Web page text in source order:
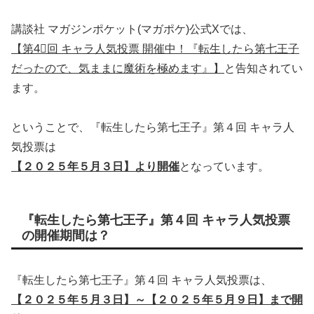
講談社 マガジンポケット(マガポケ)公式Xでは、
【第4⃣回 キャラ人気投票 開催中！『転生したら第七王子
だったので、気ままに魔術を極めます』】
と告知されてい
ます。
ということで、『転生したら第七王子』第４回 キャラ人
気投票は
【２０２５年５月３日】より開催となっています。
『転生したら第七王子』第４回 キャラ人気投票
の開催期間は？
『転生したら第七王子』第４回 キャラ人気投票は、
【２０２５年５月３日】～【２０２５年５月９日】まで開